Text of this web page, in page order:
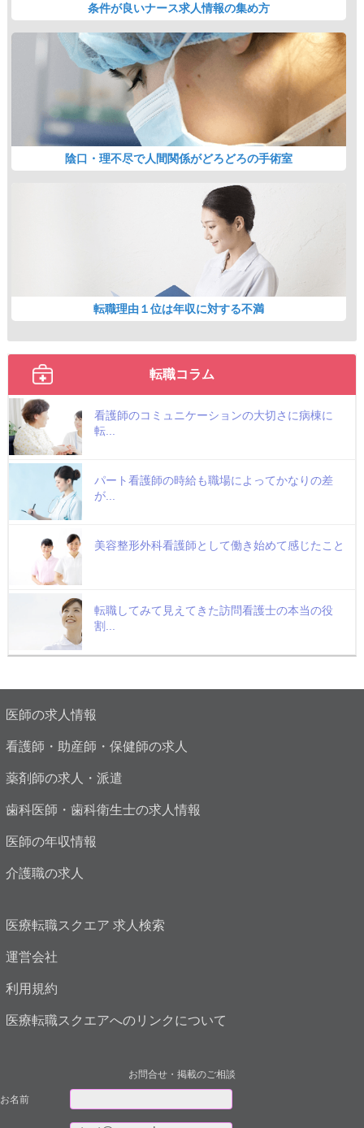
条件が良いナース求人情報の集め方
陰口・理不尽で人間関係がどろどろの手術室
転職理由１位は年収に対する不満
転職コラム
看護師のコミュニケーションの大切さに病棟に
転...
パート看護師の時給も職場によってかなりの差
が...
美容整形外科看護師として働き始めて感じたこと
転職してみて見えてきた訪問看護士の本当の役
割...
医師の求人情報
看護師・助産師・保健師の求人
薬剤師の求人・派遣
歯科医師・歯科衛生士の求人情報
医師の年収情報
介護職の求人
医療転職スクエア 求人検索
運営会社
利用規約
医療転職スクエアへのリンクについて
お問合せ・掲載のご相談
お名前